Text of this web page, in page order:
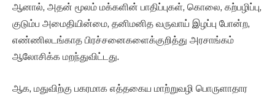
ஆனால், அதன் மூலம் மக்களின் பாதிப்புகள், கொலை, கற்பழிப்பு,
குடும்ப அமைதியின்மை, தனிமனித வருவாய் இழப்பு போன்ற,
எண்ணிலடங்காத பிரச்சனைகளைக்குறித்து அரசாங்கம்
ஆலோசிக்க மறந்துவிட்டது.
ஆக, மதுவிற்கு பகரமாக எத்தகைய மாற்றுவழி பொருளாதார